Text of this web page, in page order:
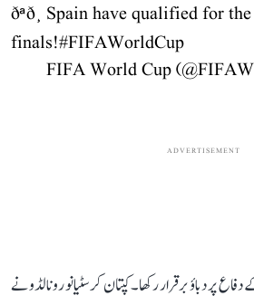
ðªð¸ Spain have qualified for
finals!#FIFAWorldCup
ADVERTISEMENT
پر دباؤ برقرار رکھا۔ کپتان کرسٹیانو رونالڈو نے